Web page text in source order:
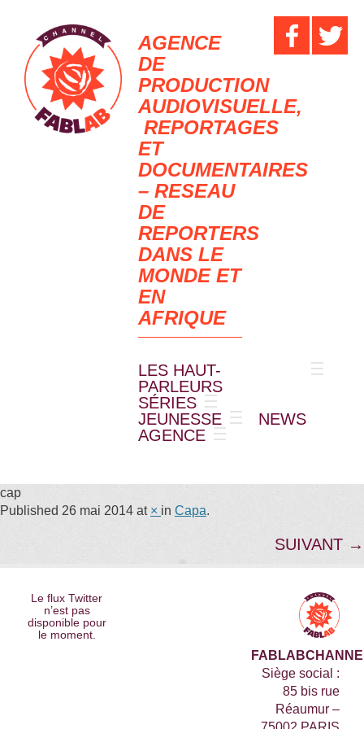
AGENCE
DE
PRODUCTION
AUDIOVISUELLE,
REPORTAGES
ET
DOCUMENTAIRES
– RESEAU
DE
REPORTERS
DANS LE
MONDE ET
EN
AFRIQUE
LES HAUT-
PARLEURS
SÉRIES
JEUNESSE
NEWS
AGENCE
cap
Published 26 mai 2014 at × in Capa.
SUIVANT →
Le flux Twitter
n’est pas
disponible pour
le moment.
Siège social :
85 bis rue
Réaumur –